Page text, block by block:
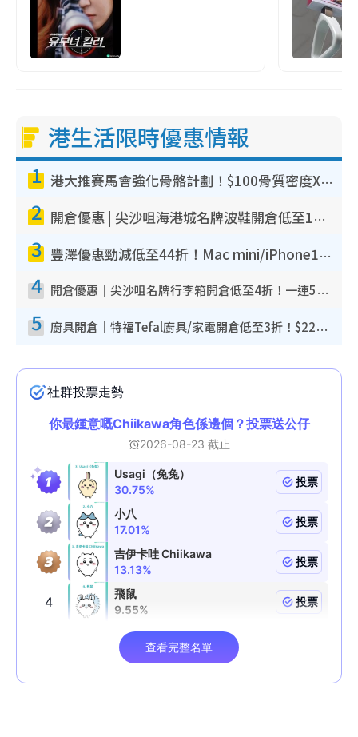
港生活限時優惠情報
1 港大推賽馬會強化骨骼計劃！$100骨質密度X光檢查 完成免費運動訓練送超市禮券！附參加資格
2 開倉優惠 | 尖沙咀海港城名牌波鞋開倉低至1折！On鞋$899起／Joy&Peace鞋履$98起
3 豐澤優惠勁減低至44折！Mac mini/iPhone17Pro大減價！廚房家電$220起
4 開倉優惠｜尖沙咀名牌行李箱開倉低至4折！一連5日 American Tourister/ace./Hallmark $200起！
5 廚具開倉｜特福Tefal廚具/家電開倉低至3折！$220起買平底鍋/炒鑊/湯煲！電飯煲/吸塵機/燙斗$418起